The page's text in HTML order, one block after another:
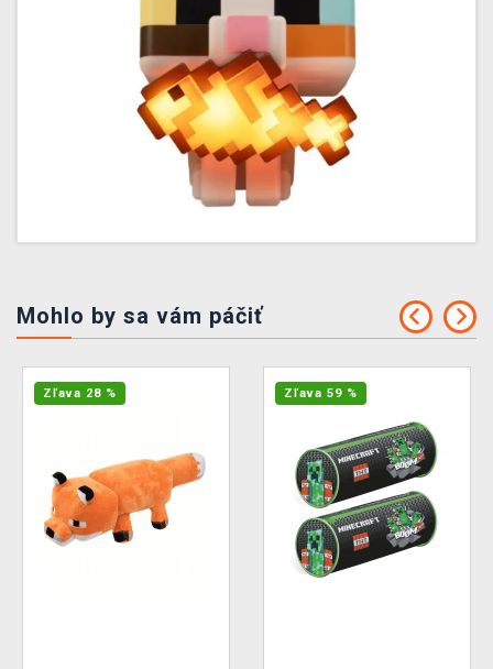
Mohlo by sa vám páčiť
Zľava 28 % Zľava 59 %